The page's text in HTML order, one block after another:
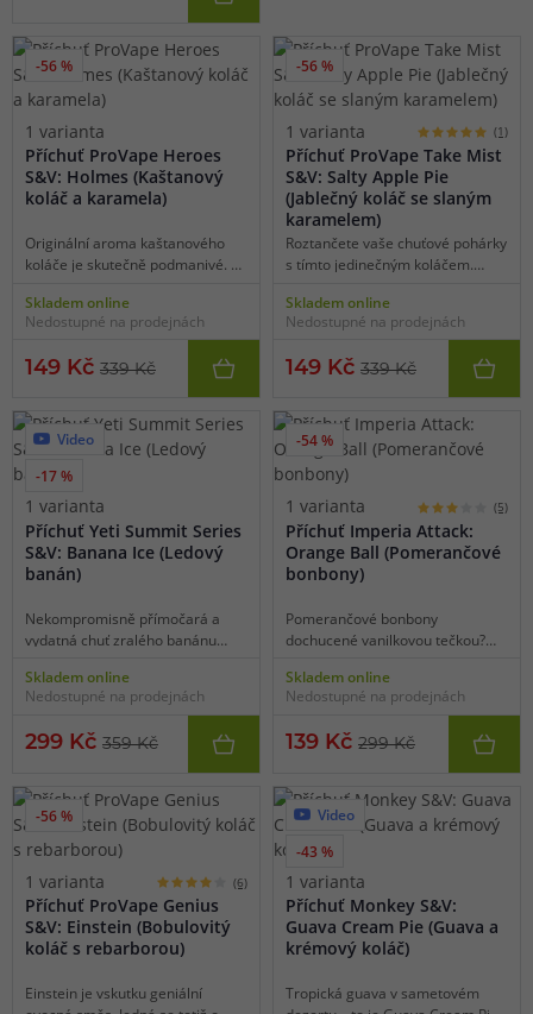
původním názvem Don Chump,
jedná se o identickou příchuť
uvedenou pod novým názvem.
-56 %
1 varianta
Příchuť ProVape Heroes
S&V: Holmes (Kaštanový
koláč a karamela)
Originální aroma kaštanového
koláče je skutečně podmanivé. A
vezme zpět do vašeho
bezstarostného dětství. Tuhle
Tuto příchuť můžete znát pod
Silvester Vapellone, jedná se o
identickou příchuť uvedenou pod
novým názvem.
Skladem online
Nedostupné na prodejnách
149 Kč 339 Kč
-56 %
1 varianta (1)
Příchuť ProVape Take Mist
S&V: Salty Apple Pie
(Jablečný koláč se slaným
karamelem)
Roztančete vaše chuťové pohárky
s tímto jedinečným koláčem.
upečený a křupavý jablečný koláč
s náplní tvořenou směsí
slaného karamelu a jemné
křupavou drobenku z mixu těsta
a slaného karamelu a máte
představu o tom, jak chutná Salty
Apple Pie. Tahle příchuť vám
doslova učaruje.
Skladem online
Nedostupné na prodejnách
149 Kč 339 Kč
Video
-17 %
1 varianta
Příchuť Yeti Summit Series
S&V: Banana Ice (Ledový
banán)
Nekompromisně přímočará a
vydatná chuť zralého banánu
koolady. Příjemně sladká a
osvěžující příchuť pro všechny
ovocných aromat.
Skladem online
Nedostupné na prodejnách
299 Kč 359 Kč
-54 %
1 varianta (5)
Příchuť Imperia Attack:
Orange Ball (Pomerančové
bonbony)
Pomerančové bonbony
dochucené vanilkovou tečkou?
rozkousnete lehce nakyslý, ale
zároveň dokonale sladký
se vám začne rozplývat
ukrytý uvnitř.
Skladem online
Nedostupné na prodejnách
139 Kč 299 Kč
-56 %
1 varianta (6)
Příchuť ProVape Genius
S&V: Einstein (Bobulovitý
koláč s rebarborou)
Einstein je vskutku geniální
Video
-43 %
1 varianta
Příchuť Monkey S&V:
Guava Cream Pie (Guava a
krémový koláč)
Tropická guava v sametovém